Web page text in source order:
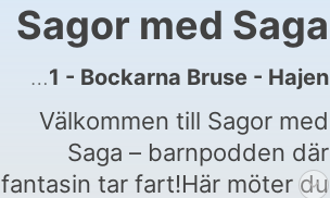
Sagor med Saga
61 - Bockarna Bruse - Hajen
Välkommen till Sagor med
Saga – barnpodden där
fantasin tar fart!Här möter du